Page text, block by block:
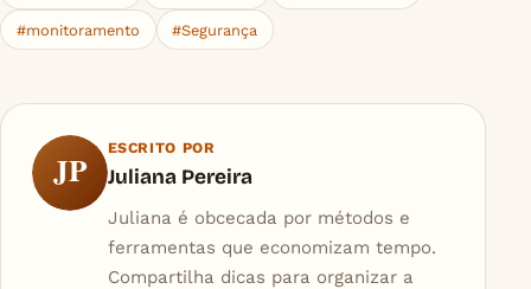
#monitoramento #Segurança
JP
ESCRITO POR
Juliana Pereira
Juliana é obcecada por métodos e
ferramentas que economizam tempo.
Compartilha dicas para organizar a